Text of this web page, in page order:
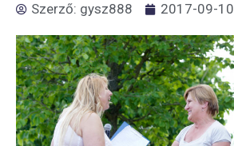
Szerző: gysz888 2017-09-10